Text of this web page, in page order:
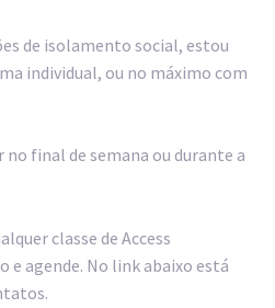
de isolamento social, estou
individual, ou no máximo com
no final de semana ou durante a
classe de Access
e agende. No link abaixo está